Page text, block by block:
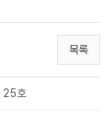
목록
25호